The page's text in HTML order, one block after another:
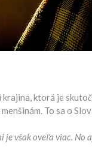
krajina, ktorá je
To sa o
je však oveľa viac. No